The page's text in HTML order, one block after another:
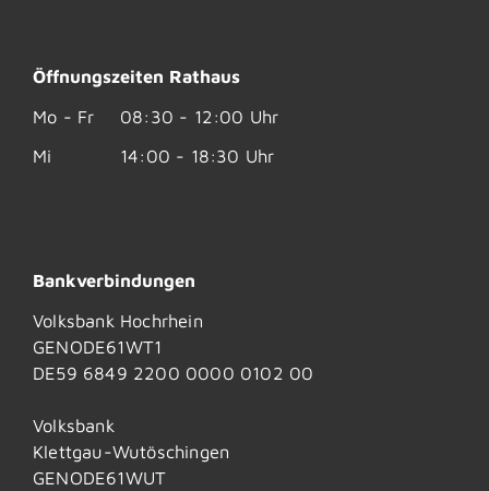
Öffnungszeiten Rathaus
Mo - Fr
08:30 - 12:00 Uhr
Mi
14:00 - 18:30 Uhr
Bankverbindungen
Volksbank Hochrhein
GENODE61WT1
DE59 6849 2200 0000 0102 00
Volksbank
Klettgau-Wutöschingen
GENODE61WUT